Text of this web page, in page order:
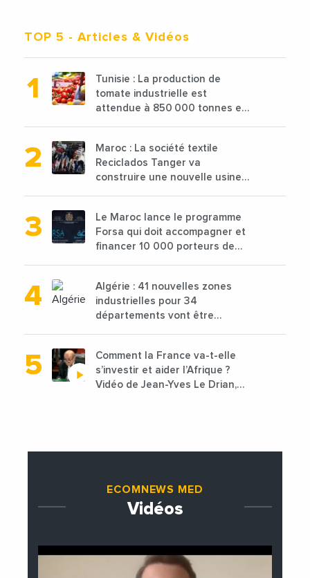
TOP 5 - Articles & Vidéos
Tunisie : La production de
tomate industrielle est
attendue à 850 000 tonnes en
Maroc : La société textile
Reciclados Tanger va
construire une nouvelle usine
Le Maroc lance le programme
Forsa qui doit accompagner et
financer 10 000 porteurs de
Algérie : 41 nouvelles zones
industrielles pour 34
départements vont être
Comment la France va-t-elle
s’investir et aider l’Afrique ?
Vidéo de Jean-Yves Le Drian,
ECOMNEWS MED
Vidéos